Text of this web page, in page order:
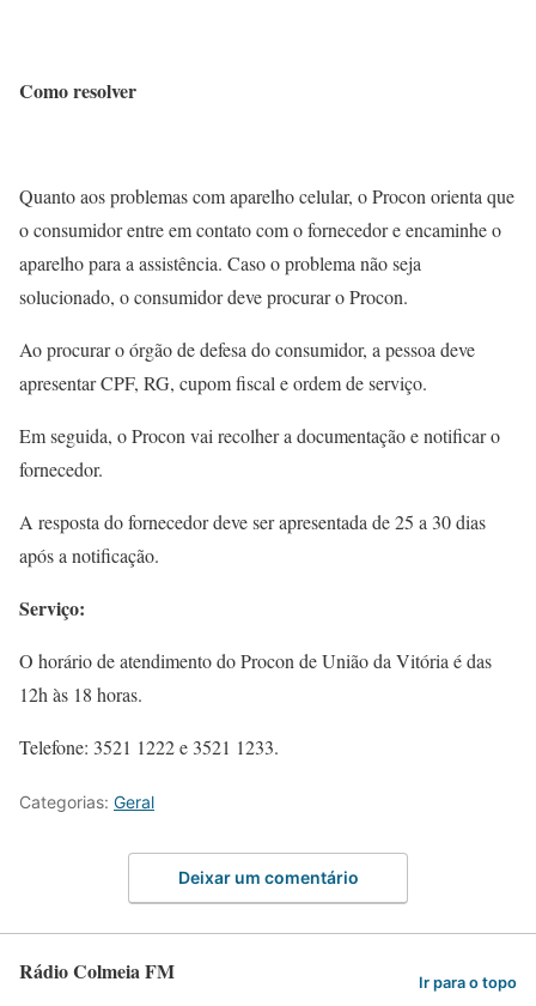
Como resolver
Quanto aos problemas com aparelho celular, o Procon orienta que
o consumidor entre em contato com o fornecedor e encaminhe o
aparelho para a assistência. Caso o problema não seja
solucionado, o consumidor deve procurar o Procon.
Ao procurar o órgão de defesa do consumidor, a pessoa deve
apresentar CPF, RG, cupom fiscal e ordem de serviço.
Em seguida, o Procon vai recolher a documentação e notificar o
fornecedor.
A resposta do fornecedor deve ser apresentada de 25 a 30 dias
após a notificação.
Serviço:
O horário de atendimento do Procon de União da Vitória é das
12h às 18 horas.
Telefone: 3521 1222 e 3521 1233.
Categorias: Geral
Deixar um comentário
Rádio Colmeia FM Ir para o topo